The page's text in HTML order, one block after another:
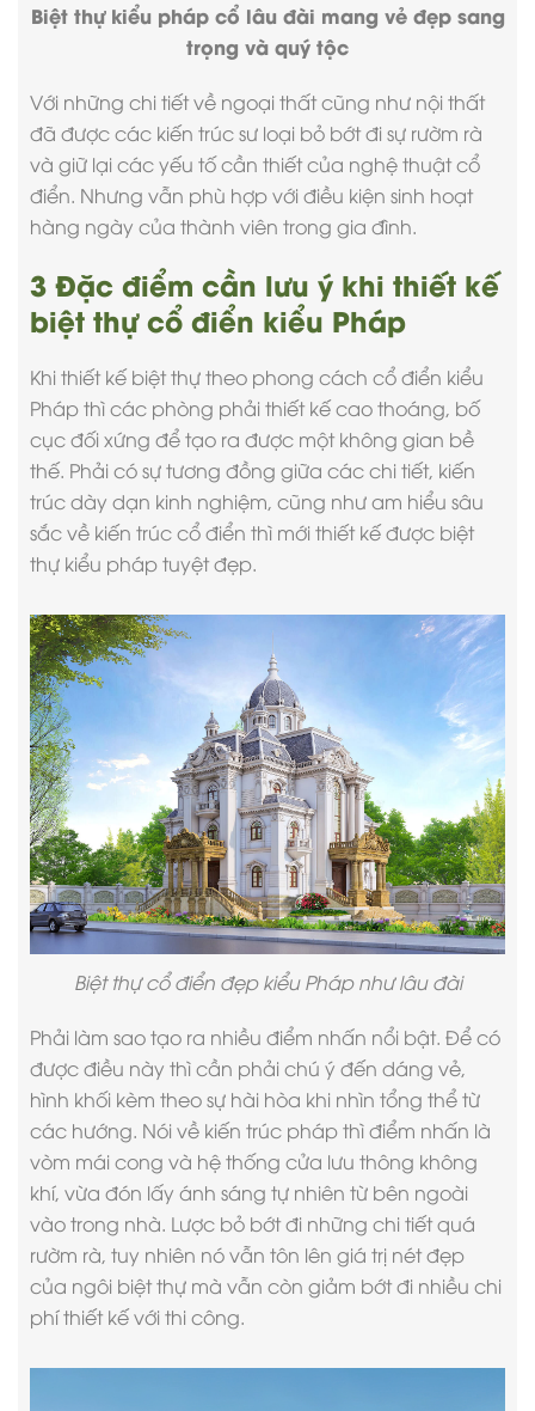
Biệt thự kiểu pháp cổ lâu đài mang vẻ đẹp sang
trọng và quý tộc
Với những chi tiết về ngoại thất cũng như nội thất
đã được các kiến trúc sư loại bỏ bớt đi sự rườm rà
và giữ lại các yếu tố cần thiết của nghệ thuật cổ
điển. Nhưng vẫn phù hợp với điều kiện sinh hoạt
hàng ngày của thành viên trong gia đình.
3 Đặc điểm cần lưu ý khi thiết kế
biệt thự cổ điển kiểu Pháp
Khi thiết kế biệt thự theo phong cách cổ điển kiểu
Pháp thì các phòng phải thiết kế cao thoáng, bố
cục đối xứng để tạo ra được một không gian bề
thế. Phải có sự tương đồng giữa các chi tiết, kiến
trúc dày dạn kinh nghiệm, cũng như am hiểu sâu
sắc về kiến trúc cổ điển thì mới thiết kế được biệt
thự kiểu pháp tuyệt đẹp.
Biệt thự cổ điển đẹp kiểu Pháp như lâu đài
Phải làm sao tạo ra nhiều điểm nhấn nổi bật. Để có
được điều này thì cần phải chú ý đến dáng vẻ,
hình khối kèm theo sự hài hòa khi nhìn tổng thể từ
các hướng. Nói về kiến trúc pháp thì điểm nhấn là
vòm mái cong và hệ thống cửa lưu thông không
khí, vừa đón lấy ánh sáng tự nhiên từ bên ngoài
vào trong nhà. Lược bỏ bớt đi những chi tiết quá
rườm rà, tuy nhiên nó vẫn tôn lên giá trị nét đẹp
của ngôi biệt thự mà vẫn còn giảm bớt đi nhiều chi
phí thiết kế với thi công.